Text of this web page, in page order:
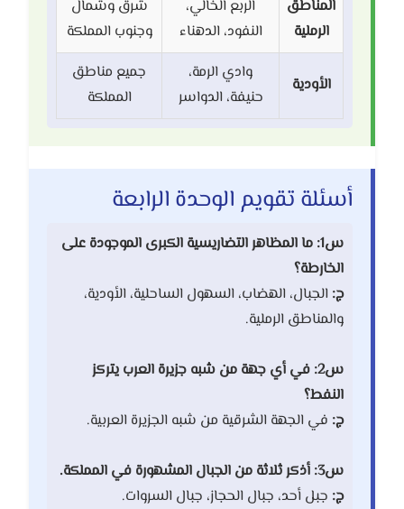
المناطق
الرملية
الربع الخالي،
النفود، الدهناء
شرق وشمال
وجنوب المملكة
الأودية
وادي الرمة،
حنيفة، الدواسر
جميع مناطق
المملكة
أسئلة تقويم الوحدة الرابعة
س1: ما المظاهر التضاريسية الكبرى الموجودة على
الخارطة؟
ج: الجبال، الهضاب، السهول الساحلية، الأودية،
والمناطق الرملية.
س2: في أي جهة من شبه جزيرة العرب يتركز
النفط؟
ج: في الجهة الشرقية من شبه الجزيرة العربية.
س3: أذكر ثلاثة من الجبال المشهورة في المملكة.
ج: جبل أحد، جبال الحجاز، جبال السروات.